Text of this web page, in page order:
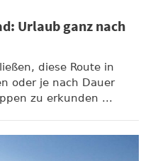
Urlaub ganz nach
diese Route in
oder je nach Dauer
zu erkunden ...